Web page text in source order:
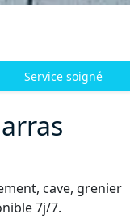
Service soigné
cave, grenier
7j/7.